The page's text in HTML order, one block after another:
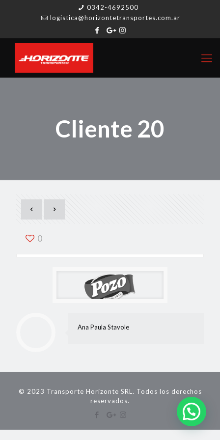
0342-4692500
logistica@horizontetransportes.com.ar
Cliente 20
0
Ana Paula Stavole
© 2023 Transporte Horizonte SRL. Todos los derechos
reservados.